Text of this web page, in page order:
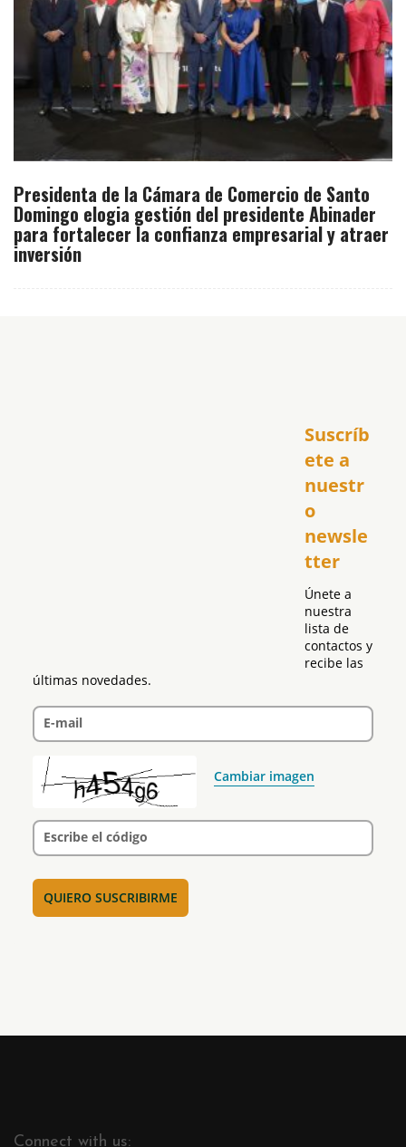
Presidenta de la Cámara de Comercio de Santo
Domingo elogia gestión del presidente Abinader
para fortalecer la confianza empresarial y atraer
inversión
Suscríb
ete a
nuestr
o
newsle
tter
Únete a
nuestra
lista de
contactos y
recibe las
últimas novedades.
E-mail
Cambiar imagen
Escribe el código
Connect with us: